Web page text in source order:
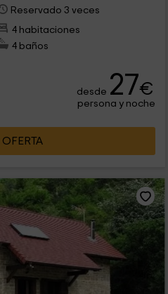
Reservado 3 veces
4 habitaciones
4 baños
desde 27€
persona y noche
OFERTA